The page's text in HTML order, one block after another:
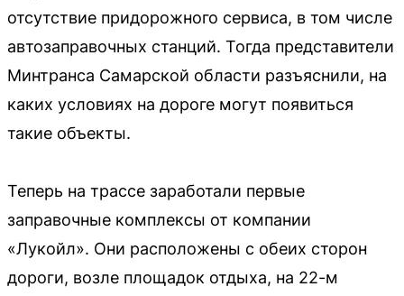
отсутствие придорожного сервиса, в том числе
автозаправочных станций. Тогда представители
Минтранса Самарской области разъяснили, на
каких условиях на дороге могут появиться
такие объекты.
Теперь на трассе заработали первые
заправочные комплексы от компании
«Лукойл». Они расположены с обеих сторон
дороги, возле площадок отдыха, на 22-м